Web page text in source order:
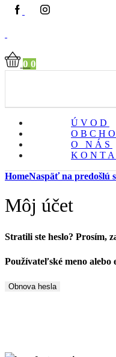
0 0
ÚVOD
O NÁS
Naspäť na predošlú
Home
Môj účet
Stratili ste heslo? Prosím,
Používateľské meno alebo
Obnova hesla